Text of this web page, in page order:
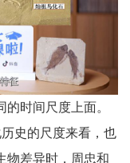
时间尺度上面。
史的尺度来看，也
物差异时，周忠和